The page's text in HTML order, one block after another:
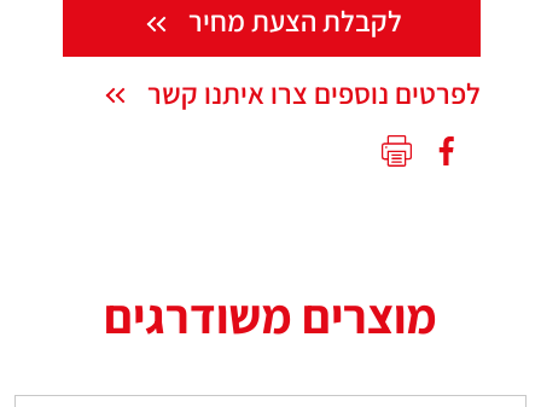
לקבלת הצעת מחיר
לפרטים נוספים צרו איתנו קשר
מוצרים משודרגים